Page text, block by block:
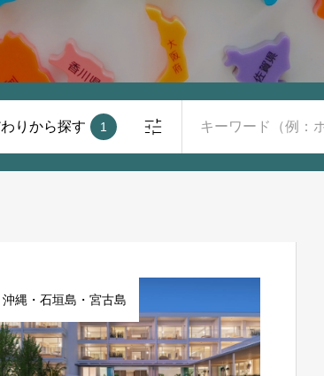
りから探す 1
沖縄・石垣島・宮古島